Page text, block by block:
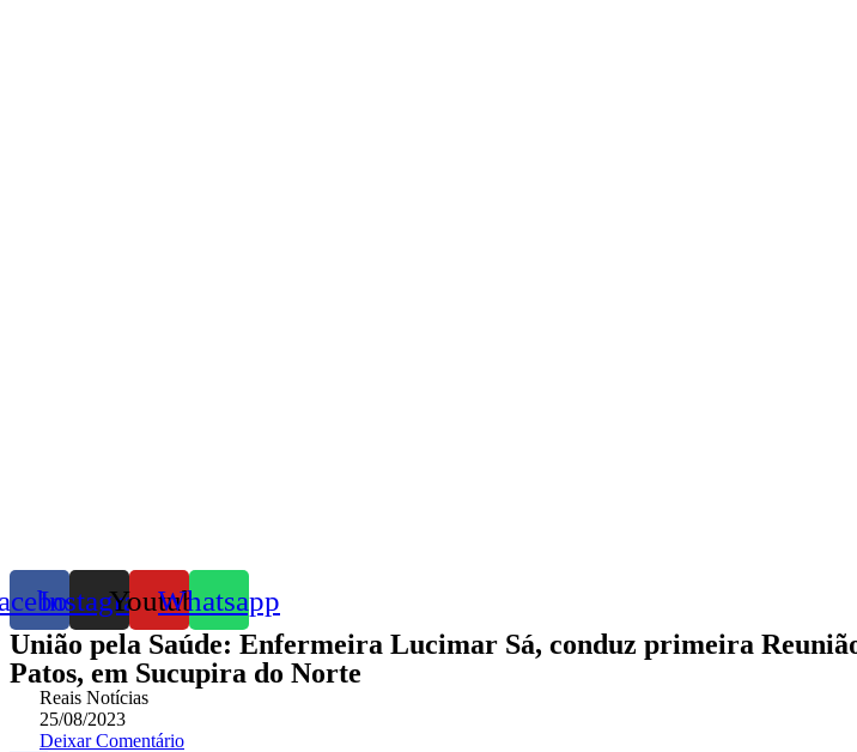
InstagramYoutubeWhatsapp
União pela Saúde: Enfermeira Lucimar Sá, conduz primeira
Patos, em Sucupira do Norte
Reais Notícias
25/08/2023
Deixar Comentário